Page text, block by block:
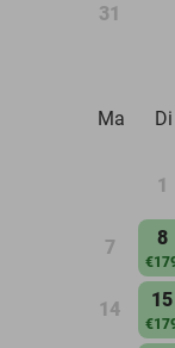
31
Ma
Di
1
7 8
14 15